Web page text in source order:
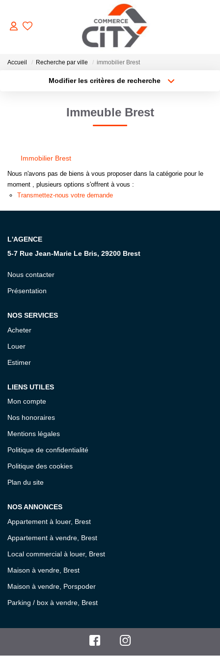
ACHETER
LOUER
GERER
NOTRE AGENCE
Accueil Recherche par ville immobilier Brest
Modifier les critères de recherche
Créer une alerte
Immeuble Brest
Immobilier Brest
Nous n'avons pas de biens à vous proposer dans la catégorie pour le
moment , plusieurs options s'offrent à vous :
Transmettez-nous votre demande
L'AGENCE
5-7 Rue Jean-Marie Le Bris, 29200 Brest
Nous contacter
Présentation
NOS SERVICES
Acheter
Louer
Estimer
LIENS UTILES
Mon compte
Nos honoraires
Mentions légales
Politique de confidentialité
Politique des cookies
Plan du site
NOS ANNONCES
Appartement à louer, Brest
Appartement à vendre, Brest
Local commercial à louer, Brest
Maison à vendre, Brest
Maison à vendre, Porspoder
Parking / box à vendre, Brest